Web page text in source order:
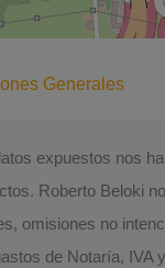
Generales
expuestos nos
Roberto Beloki
omisiones no
de Notaría, IVA